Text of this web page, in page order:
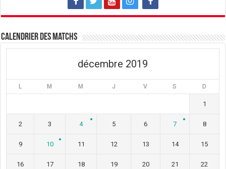
Calendrier des matchs
décembre 2019
L M M J V S D
1
2 3 4 5 6 7 8
9 10 11 12 13 14 15
16 17 18 19 20 21 22